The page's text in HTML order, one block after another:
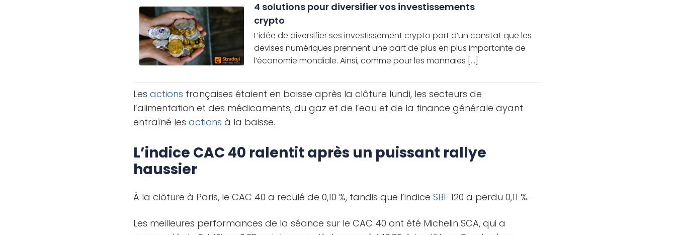
4 solutions pour diversifier vos investissements
crypto
L’idée de diversifier ses investissement crypto part d’un constat que les
devises numériques prennent une part de plus en plus importante de
l’économie mondiale. Ainsi, comme pour les monnaies [...]
Lesactions françaises étaient en baisse après la clôture lundi, les secteurs de
l’alimentation et des médicaments, du gaz et de l’eau et de la finance générale ayant
entraîné lesactions à la baisse.
L’indice CAC 40 ralentit après un puissant rallye
haussier
À la clôture à Paris, le CAC 40 a reculé de 0,10 %, tandis que l’indiceSBF 120 a perdu 0,11 %.
Les meilleures performances de la séance sur le CAC 40 ont été Michelin SCA, qui a